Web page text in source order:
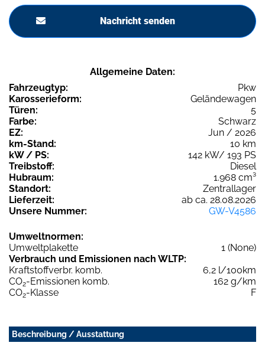
Nachricht senden
Allgemeine Daten:
Fahrzeugtyp:
Pkw
Karosserieform:
Geländewagen
Türen:
5
Farbe:
Schwarz
EZ:
Jun / 2026
km-Stand:
10 km
kW / PS:
142 kW/ 193 PS
Treibstoff:
Diesel
Hubraum:
1.968 cm³
Standort:
Zentrallager
Lieferzeit:
ab ca. 28.08.2026
Unsere Nummer:
GW-V4586
Umweltnormen:
Umweltplakette
1 (None)
Verbrauch und Emissionen nach WLTP:
Kraftstoffverbr. komb.
6,2 l/100km
CO2-Emissionen komb.
162 g/km
CO2-Klasse F
Beschreibung / Ausstattung